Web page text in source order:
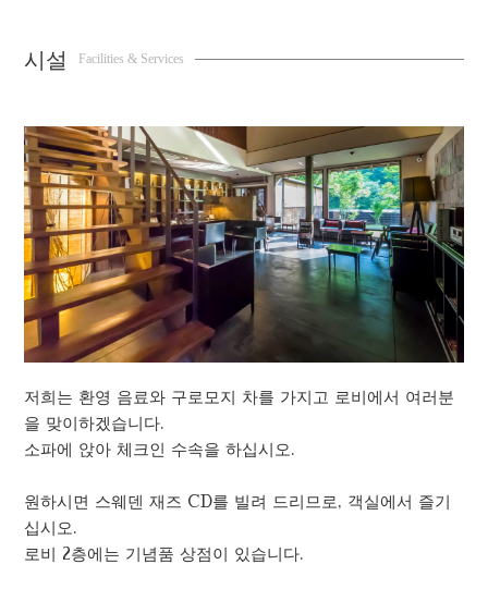
시설 Facilities & Services
저희는 환영 음료와 구로모지 차를 가지고 로비에서 여러분
을 맞이하겠습니다.
소파에 앉아 체크인 수속을 하십시오.
원하시면 스웨덴 재즈 CD를 빌려 드리므로, 객실에서 즐기
십시오.
로비 2층에는 기념품 상점이 있습니다.